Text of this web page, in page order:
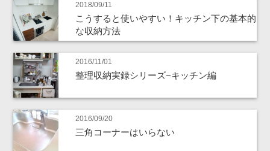
2018/09/11
こうすると使いやすい！キッチン下の基本的
な収納方法
2016/11/01
整理収納実録シリーズ−キッチン編
2016/09/20
三角コーナーはいらない